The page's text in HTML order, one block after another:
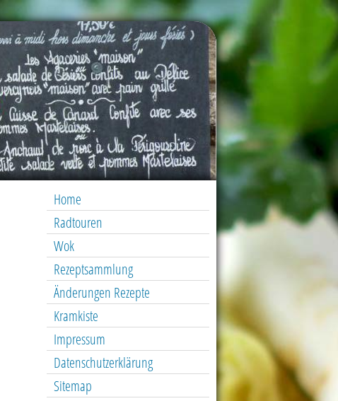
Home
Radtouren
Wok
Rezeptsammlung
Änderungen Rezepte
Kramkiste
Impressum
Datenschutzerklärung
Sitemap